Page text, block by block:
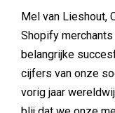
Mel van Lieshout,
Shopify
belangrijke
cijfers van onze
vorig jaar